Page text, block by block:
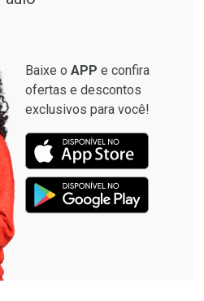
Baixe o APP e confira
ofertas e descontos
exclusivos para você!